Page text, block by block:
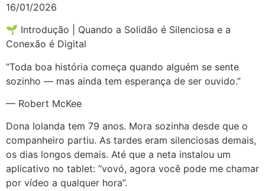
16/01/2026
🌱 Introdução | Quando a Solidão é Silenciosa e a
Conexão é Digital
“Toda boa história começa quando alguém se sente
sozinho — mas ainda tem esperança de ser ouvido.”
— Robert McKee
Dona Iolanda tem 79 anos. Mora sozinha desde que o
companheiro partiu. As tardes eram silenciosas demais,
os dias longos demais. Até que a neta instalou um
aplicativo no tablet: “vovó, agora você pode me chamar
por vídeo a qualquer hora”.